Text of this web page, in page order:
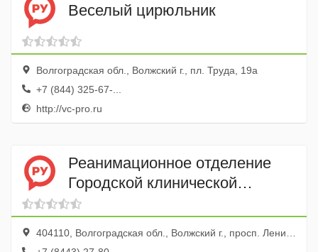
Веселый цирюльник
Волгоградская обл., Волжский г., пл. Труда, 19а
+7 (844) 325-67-...
http://vc-pro.ru
Реанимационное отделение
Городской клинической
больницы № 1
404110, Волгоградская обл., Волжский г., просп. Ленина, 137